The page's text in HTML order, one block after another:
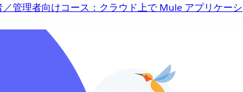
／管理者向けコース：クラウド上で Mule アプリケーシ